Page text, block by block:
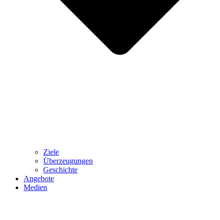
Ziele
Überzeugungen
Geschichte
Angebote
Medien